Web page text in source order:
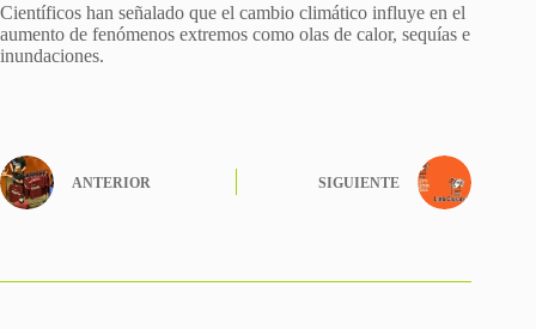
Científicos han señalado que el cambio climático influye en el
aumento de fenómenos extremos como olas de calor, sequías e
inundaciones.
ANTERIOR SIGUIENTE